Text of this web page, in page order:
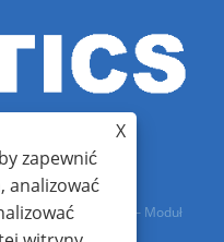
Technology Co., Ltd – Moduł
X
zapewnić
analizować